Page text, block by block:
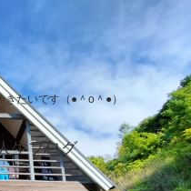
たいです（●＾o＾●）
生ブログ